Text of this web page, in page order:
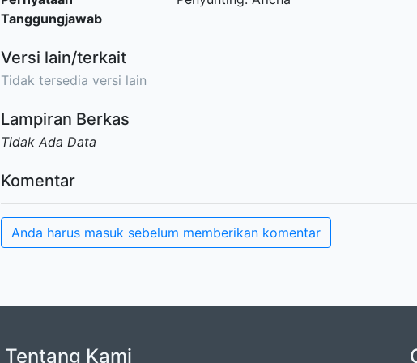
Tanggungjawab
Versi lain/terkait
Tidak tersedia versi lain
Lampiran Berkas
Tidak Ada Data
Komentar
Anda harus masuk sebelum memberikan komentar
Tentang Kami